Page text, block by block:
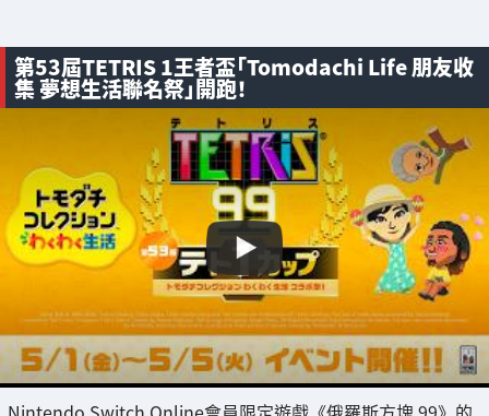
第53屆TETRIS 1王者盃「Tomodachi Life 朋友收
集 夢想生活聯名祭」開跑！